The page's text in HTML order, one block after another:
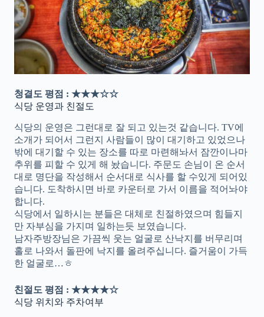
청결도 평점 : ★★★☆☆
식당 운영과 친절도
식당의 운영은 그런대로 잘 되고 있는것 같습니다. TV에
소개가 되어서 그런지 사람들이 많이 대기하고 있었으나
밖에 대기할 수 있는 장소를 따로 마련해놔서 잠깐이나마
추위를 피할 수 있게 해 놨습니다. 주문도 손님이 온 순서
대로 명단을 작성해서 순서대로 식사를 할 수있게 되어있
습니다. 도착하시면 바로 카운터로 가서 이름을 적어놔야
합니다.
식당에서 일하시는 분들은 대체로 친절하였으며 힘들지
만 자부심을 가지며 일하는듯 보였습니다.
남자주방장님은 가끔씩 웃는 얼굴로 산낙지를 버무리며
홀로 나와서 돌판에 낙지를 올려주십니다. 즐거움이 가득
한 얼굴로…ㅎ
친절도 평점 : ★★★★☆
식당 위치와 주차여부